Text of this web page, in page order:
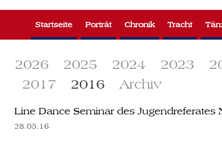
2026 2025 2024 2023
2017
2016 Archiv
Startseite Porträt Chronik Tracht
Line Dance Seminar des
28.05.16